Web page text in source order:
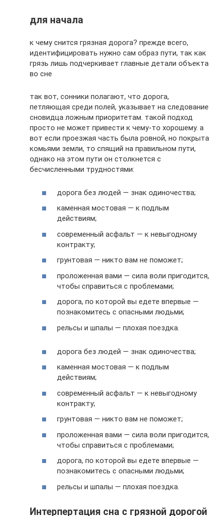
для начала
к чему снится грязная дорога? прежде всего,
идентифицировать нужно сам образ пути, так как
грязь лишь подчеркивает главные детали объекта
во сне
так вот, сонники полагают, что дорога,
петляющая среди полей, указывает на следование
сновидца ложным приоритетам. такой подход
просто не может привести к чему-то хорошему. а
вот если проезжая часть была ровной, но покрыта
комьями земли, то спящий на правильном пути,
однако на этом пути он столкнется с
бесчисленными трудностями:
дорога без людей — знак одиночества;
каменная мостовая — к подлым
действиям;
современный асфальт — к невыгодному
контракту;
грунтовая — никто вам не поможет;
проложенная вами — сила воли пригодится,
чтобы справиться с проблемами;
дорога, по которой вы едете впервые —
познакомитесь с опасными людьми;
рельсы и шпалы — плохая поездка.
дорога без людей — знак одиночества;
каменная мостовая — к подлым
действиям;
современный асфальт — к невыгодному
контракту;
грунтовая — никто вам не поможет;
проложенная вами — сила воли пригодится,
чтобы справиться с проблемами;
дорога, по которой вы едете впервые —
познакомитесь с опасными людьми;
рельсы и шпалы — плохая поездка.
Интерпертация сна с грязной дорогой